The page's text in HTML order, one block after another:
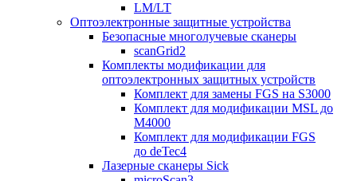
LM/LT
Оптоэлектронные защитные устройства
Безопасные многолучевые сканеры
scanGrid2
Комплекты модификации для
оптоэлектронных защитных устройств
Комплект для замены FGS на S3000
Комплект для модификации MSL до
M4000
Комплект для модификации FGS
до deTec4
Лазерные сканеры Sick